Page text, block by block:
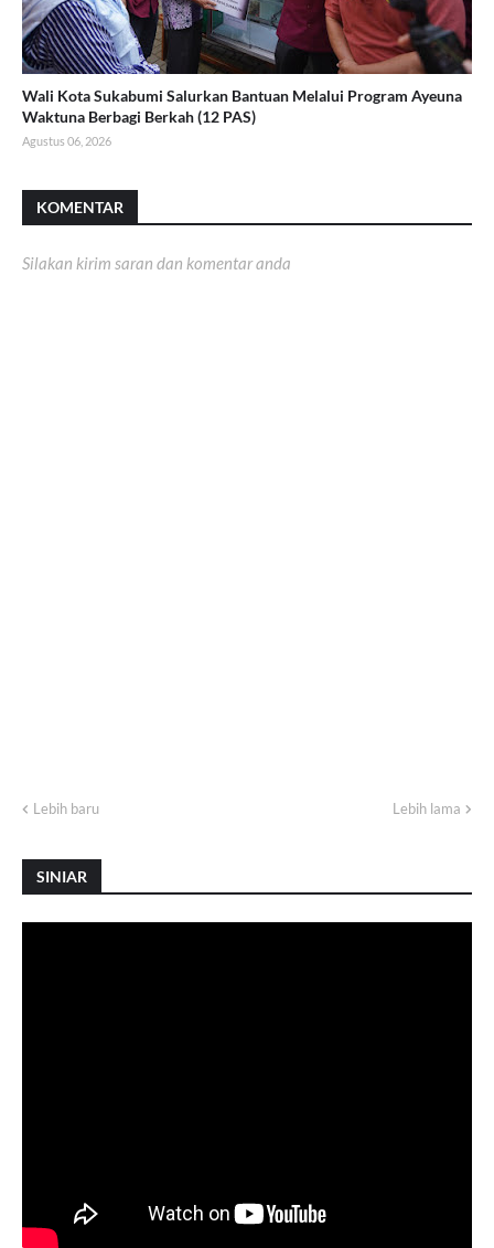
Wali Kota Sukabumi Salurkan Bantuan Melalui Program Ayeuna
Waktuna Berbagi Berkah (12 PAS)
Agustus 06, 2026
KOMENTAR
Silakan kirim saran dan komentar anda
Lebih baru Lebih lama
SINIAR